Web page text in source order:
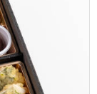
ランスが良